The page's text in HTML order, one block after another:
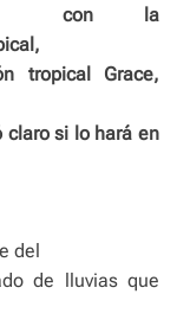
con la
tropical Grace,
si lo hará en
del
de lluvias que